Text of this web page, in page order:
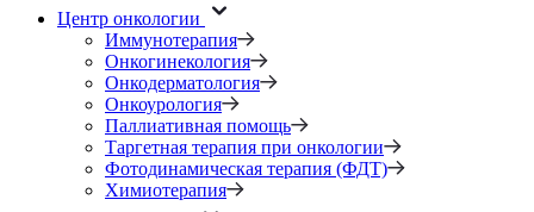
Центр онкологии
Иммунотерапия
Онкогинекология
Онкодерматология
Онкоурология
Паллиативная помощь
Таргетная терапия при онкологии
Фотодинамическая терапия (ФДТ)
Химиотерапия